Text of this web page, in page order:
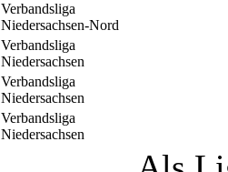
Verbandsliga
Niedersachsen-Nord
Verbandsliga
Niedersachsen
Verbandsliga
Niedersachsen
Verbandsliga
Niedersachsen